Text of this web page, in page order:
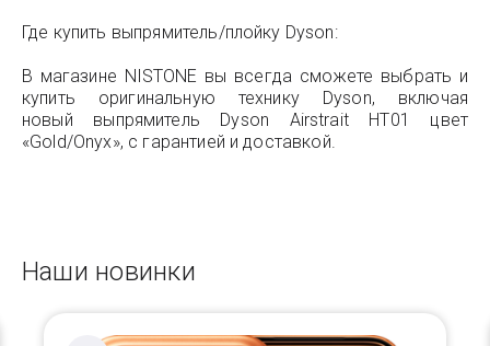
Где купить выпрямитель/плойку Dyson:
В магазине NISTONE вы всегда сможете выбрать и
купить оригинальную технику Dyson, включая
новый выпрямитель Dyson Airstrait HT01 цвет
«Gold/Onyx», с гарантией и доставкой.
Наши новинки